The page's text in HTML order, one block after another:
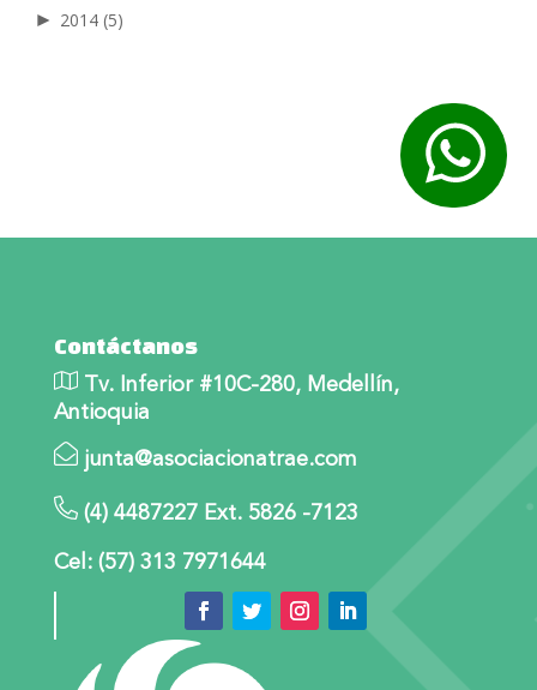
► 2014 (5)
Contáctanos
Tv. Inferior #10C-280, Medellín,
Antioquia
junta@asociacionatrae.com
(4) 4487227 Ext. 5826 -7123
Cel: (57) 313 7971644